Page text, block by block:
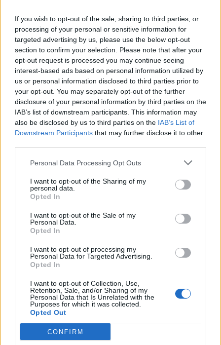
If you wish to opt-out of the sale, sharing to third parties, or
processing of your personal or sensitive information for
targeted advertising by us, please use the below opt-out
section to confirm your selection. Please note that after your
opt-out request is processed you may continue seeing
interest-based ads based on personal information utilized by
us or personal information disclosed to third parties prior to
your opt-out. You may separately opt-out of the further
disclosure of your personal information by third parties on the
IAB’s list of downstream participants. This information may
also be disclosed by us to third parties on the IAB’s List of
Downstream Participants that may further disclose it to other
Personal Data Processing Opt Outs
I want to opt-out of the Sharing of my
personal data.
Opted In
I want to opt-out of the Sale of my
Personal Data.
Opted In
I want to opt-out of processing my
Personal Data for Targeted Advertising.
Opted In
I want to opt-out of Collection, Use,
Retention, Sale, and/or Sharing of my
Personal Data that Is Unrelated with the
Purposes for which it was collected.
Opted Out
CONFIRM
cantiere: uscita obbligata a Certosa e
ingresso chiuso a Sesto